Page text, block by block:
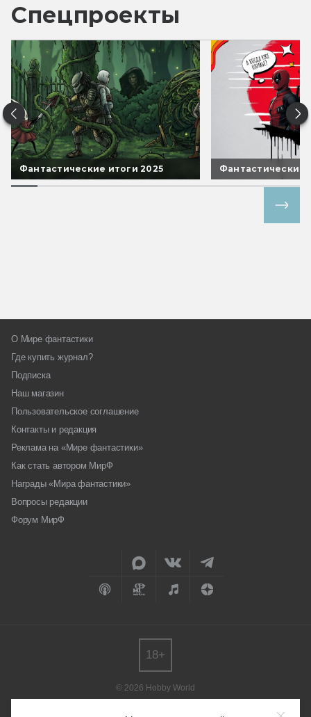
Спецпроекты
Фантастические итоги 2025 Фантастические
О Мире фантастики
Где купить журнал?
Подписка
Наш магазин
Пользовательское соглашение
Контакты и редакция
Реклама на «Мире фантастики»
Как стать автором МирФ
Награды «Мира фантастики»
Вопросы редакции
Форум МирФ
© 2026 Hobby World
18+